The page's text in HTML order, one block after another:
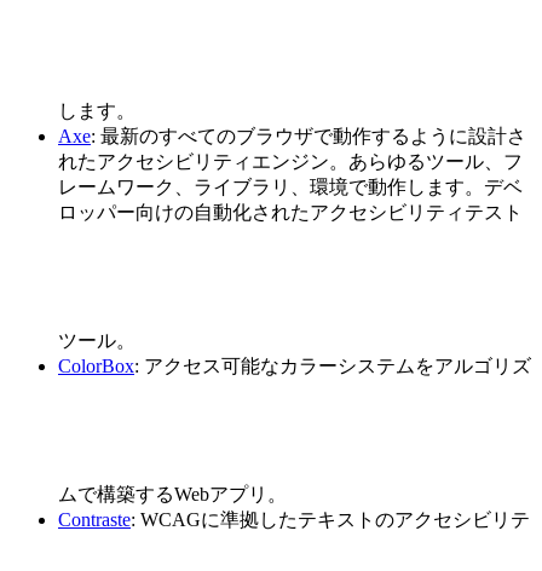
します。
Axe: 最新のすべてのブラウザで動作するように設計さ
れたアクセシビリティエンジン。あらゆるツール、フ
レームワーク、ライブラリ、環境で動作します。デベ
ロッパー向けの自動化されたアクセシビリティテスト
ツール。
ColorBox: アクセス可能なカラーシステムをアルゴリズ
ムで構築するWebアプリ。
Contraste: WCAGに準拠したテキストのアクセシビリテ